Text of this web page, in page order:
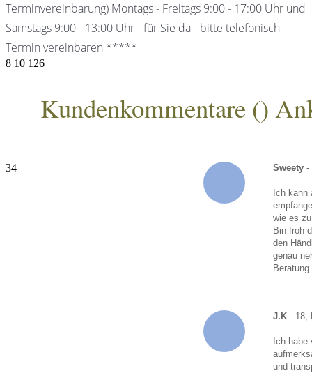
Terminvereinbarung) Montags - Freitags 9:00 - 17:00 Uhr und
Samstags 9:00 - 13:00 Uhr - für Sie da - bitte telefonisch
Termin vereinbaren *****
8 10 126
Kundenkommentare ()
Sweety -
Ich
wie es
Bin froh
den
genau
Beratung
J.K - 18,
Ich
und
34